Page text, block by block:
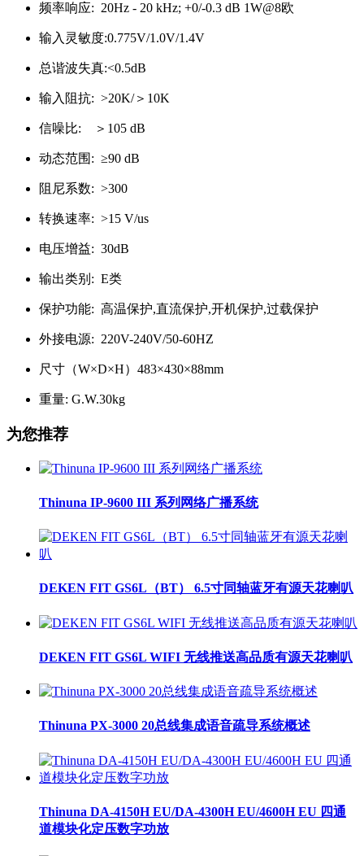
频率响应: 20Hz - 20 kHz; +0/-0.3 dB 1W@8欧
输入灵敏度:0.775V/1.0V/1.4V
总谐波失真:<0.5dB
输入阻抗: >20K/＞10K
信噪比: ＞105 dB
动态范围: ≥90 dB
阻尼系数: >300
转换速率: >15 V/us
电压增益: 30dB
输出类别: E类
保护功能: 高温保护,直流保护,开机保护,过载保护
外接电源: 220V-240V/50-60HZ
尺寸（W×D×H）483×430×88mm
重量: G.W.30kg
为您推荐
Thinuna IP-9600 III 系列网络广播系统
DEKEN FIT GS6L（BT） 6.5寸同轴蓝牙有源天花喇叭
DEKEN FIT GS6L WIFI 无线推送高品质有源天花喇叭
Thinuna PX-3000 20总线集成语音疏导系统概述
Thinuna DA-4150H EU/DA-4300H EU/4600H EU 四通
道模块化定压数字功放